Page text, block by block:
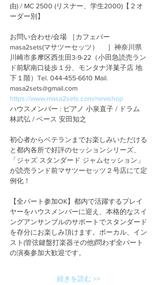
由) / MC 2500 (リスナー、学生2000)【２オ
お問い合わせ/会場 ［カフェバー
masa2sets(マサツーセッツ）
］神奈川県
川崎市多摩区西生田3-9-22（小田急読売ラン
ド前駅南口徒歩１分、モンタナ洋菓子店 地
下１階）Tel. 044-455-6610 Mail.
https://www.masa2sets.com/newshop
ハウスメンバー : ピアノ 小泉直子 / ドラム
初心者からベテランまでお楽しみいただける
と都内各所で好評のセッションシリーズ、
「ジャズ スタンダード ジャムセッション」
が読売ランド前マサツーセッツ２号店にて定
【全パート参加OK】都内で活躍するプレイ
ヤーをハウスメンバーに迎え、本格的なスイ
ングアンサンブルのサポートでスタンダード
を存分にお楽しみ頂けます。ボーカル、イン
スト(管弦鍵盤打楽器その他)問わず全パート
続きを読む >>